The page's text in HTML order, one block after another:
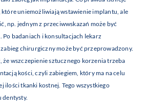
uniemożliwiają wstawienie implantu, ale
np. jednym z przeciwwskazań może być
badaniach i konsultacjach lekarz
chirurgiczny może być przeprowadzony.
że wszczepienie sztucznego korzenia trzeba
kości, czyli zabiegiem, który ma na celu
ilości tkanki kostnej. Tego wszystkiego
dentysty.